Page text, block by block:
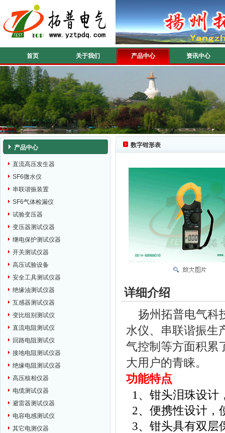
首页 关于我们 产品中心 资讯中心
产品中心
直流高压发生器
SF6微水仪
串联谐振装置
SF6气体检漏仪
试验变压器
变压器测试仪器
继电保护测试仪器
开关测试仪器
高压试验设备
安全工具测试仪器
绝缘油测试仪器
互感器测试仪器
变比组别测试仪
直流电阻测试仪
回路电阻测试仪
接地电阻测试仪器
绝缘电阻测试仪器
高压核相仪器
电缆测试仪器
避雷器测试仪器
电容电感测试仪
其它电测仪器
数字钳形表
详细介绍
扬州拓普电气科
水仪、串联谐振生
气控制等方面积累
大用户的青睐。
功能特点
1 、钳头泪珠设计
2、便携性设计，
3、钳头具有双层